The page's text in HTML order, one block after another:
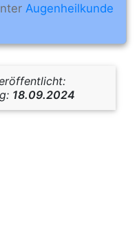
Augenheilkunde
18.09.2024